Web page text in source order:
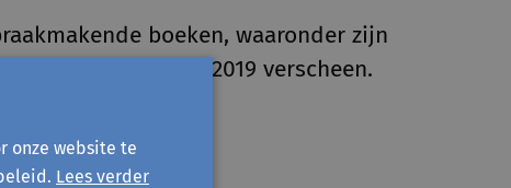
boeken, waaronder zijn
de stilte', dat in 2019 verscheen.
onze website te
Lees verder